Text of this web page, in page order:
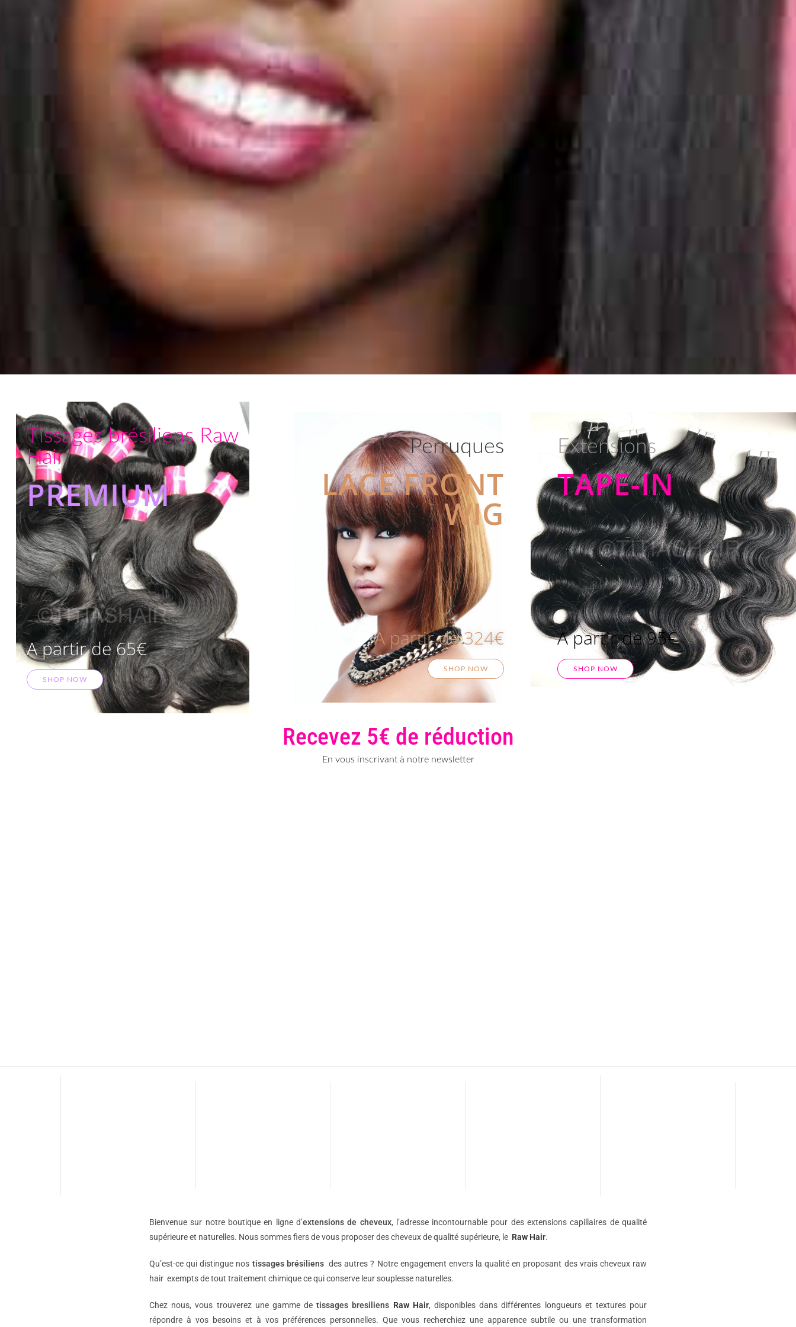
Tissages brésiliens Raw
Hair
PREMIUM
A partir de 65€
SHOP NOW
Perruques
LACE FRONT
WIG
A partir de 324€
SHOP NOW
Extensions
TAPE-IN
A partir de 95€
SHOP NOW
Recevez 5€ de réduction
En vous inscrivant à notre newsletter
Bienvenue sur notre boutique en ligne d’extensions de cheveux, l’adresse incontournable pour des extensions capillaires de qualité
supérieure et naturelles. Nous sommes fiers de vous proposer des cheveux de qualité supérieure, le Raw Hair.
Qu’est-ce qui distingue nos tissages brésiliensdes autres ? Notre engagement envers la qualité en proposant des vrais cheveux raw
hair exempts de tout traitement chimique ce qui conserve leur souplesse naturelles.
Chez nous, vous trouverez une gamme detissages bresiliens Raw Hair, disponibles dans différentes longueurs et textures pour
répondre à vos besoins et à vos préférences personnelles. Que vous recherchiez une apparence subtile ou une transformation